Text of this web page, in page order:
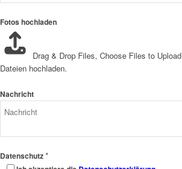
Fotos hochladen
Drag & Drop Files, Choose Files to Upload
Dateien hochladen.
Nachricht
Datenschutz*